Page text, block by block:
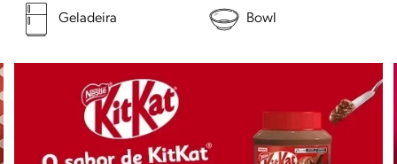
Geladeira Bowl